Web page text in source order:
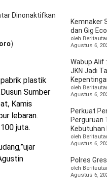
Dinonaktifkan
Diduga
Konsleting
Listrik,
Gudang
Pabrik
Plastik
Terbakar
Gresik
)
plastik
Sumber
Kamis
lebaran.
juta.
Kemnaker
dan Gig
oleh
Agustus 6,
Wabup Alif
JKN Jadi
oleh
Agustus 6,
Perkuat
Perguruan
Kebutuhan
oleh
Agustus 6,
Polres
oleh
Agustus 6,